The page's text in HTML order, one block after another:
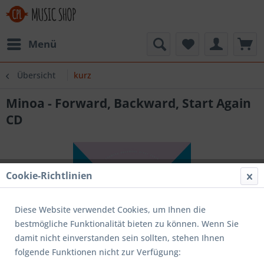
Menü
Übersicht kurz
Minoa - Forward, Backward, Start Again
CD
Cookie-Richtlinien
Diese Website verwendet Cookies, um Ihnen die
bestmögliche Funktionalität bieten zu können. Wenn Sie
damit nicht einverstanden sein sollten, stehen Ihnen
folgende Funktionen nicht zur Verfügung: